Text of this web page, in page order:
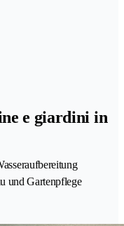
e giardini in
und Gartenpflege